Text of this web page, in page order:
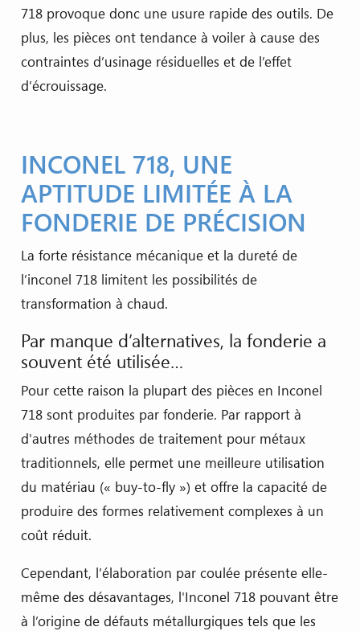
718 provoque donc une usure rapide des outils. De
plus, les pièces ont tendance à voiler à cause des
contraintes d’usinage résiduelles et de l’effet
d’écrouissage.
INCONEL 718, UNE
APTITUDE LIMITÉE À LA
FONDERIE DE PRÉCISION
La forte résistance mécanique et la dureté de
l’inconel 718 limitent les possibilités de
transformation à chaud.
Par manque d’alternatives, la fonderie a
souvent été utilisée…
Pour cette raison la plupart des pièces en Inconel
718 sont produites par fonderie. Par rapport à
d'autres méthodes de traitement pour métaux
traditionnels, elle permet une meilleure utilisation
du matériau (« buy-to-fly ») et offre la capacité de
produire des formes relativement complexes à un
coût réduit.
Cependant, l’élaboration par coulée présente elle-
même des désavantages, l'Inconel 718 pouvant être
à l’origine de défauts métallurgiques tels que les